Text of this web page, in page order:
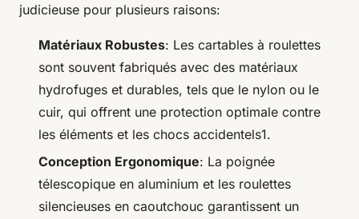
judicieuse pour plusieurs raisons:
Matériaux Robustes: Les cartables à roulettes
sont souvent fabriqués avec des matériaux
hydrofuges et durables, tels que le nylon ou le
cuir, qui offrent une protection optimale contre
les éléments et les chocs accidentels1.
Conception Ergonomique: La poignée
télescopique en aluminium et les roulettes
silencieuses en caoutchouc garantissent un